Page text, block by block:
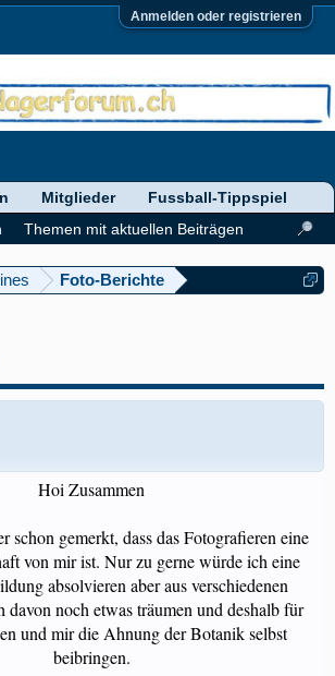
Anmelden oder registrieren
Foto-Berichte
Hoi Zusammen
schon gemerkt, dass das Fotografieren eine
von mir ist. Nur zu gerne würde ich eine
absolvieren aber aus verschiedenen
davon noch etwas träumen und deshalb für
und mir die Ahnung der Botanik selbst
beibringen.
Themen mit aktuellen Beiträgen
Mitglieder Fussball-Tippspiel